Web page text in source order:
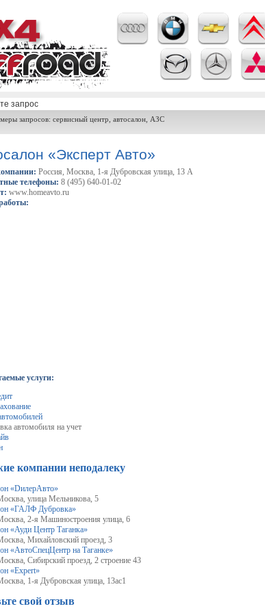
запросов: сервисный центр, автосалон, АЗС
«Эксперт Авто»
Россия, Москва, 1-я Дубровская улица, 13 А
телефоны: 8 (495) 640-01-02
www.homeavto.ru
услуги:
автомобиля на учет
компании неподалеку
«DилерАвто»
улица Мельникова, 5
«ГАЛФ Дубровка»
2-я Машиностроения улица, 6
«Ауди Центр Таганка»
Михайловский проезд, 3
«АвтоСпецЦентр на Таганке»
Сибирский проезд, 2 строение 43
«Expert»
1-я Дубровская улица, 13ас1
свой отзыв